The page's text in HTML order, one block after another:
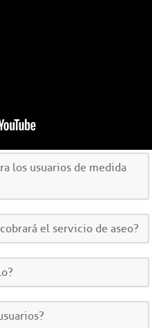
los usuarios de medida
el servicio de aseo?